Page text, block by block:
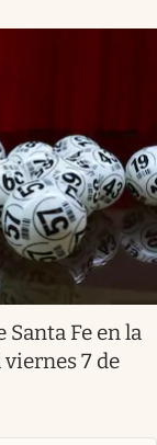
Santa Fe en la
7 de